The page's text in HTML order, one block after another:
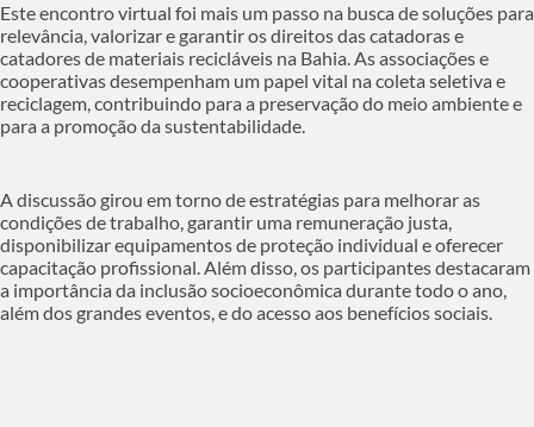
Este encontro virtual foi mais um passo na busca de soluções para
relevância, valorizar e garantir os direitos das catadoras e
catadores de materiais recicláveis ​​na Bahia. As associações e
cooperativas desempenham um papel vital na coleta seletiva e
reciclagem, contribuindo para a preservação do meio ambiente e
para a promoção da sustentabilidade.
A discussão girou em torno de estratégias para melhorar as
condições de trabalho, garantir uma remuneração justa,
disponibilizar equipamentos de proteção individual e oferecer
capacitação profissional. Além disso, os participantes destacaram
a importância da inclusão socioeconômica durante todo o ano,
além dos grandes eventos, e do acesso aos benefícios sociais.